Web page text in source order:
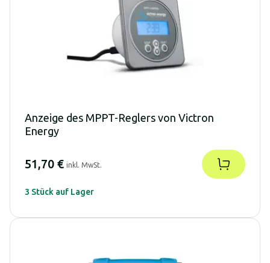
Anzeige des MPPT-Reglers von Victron
Energy
51,70 € inkl. MwSt.
3 Stück auf Lager